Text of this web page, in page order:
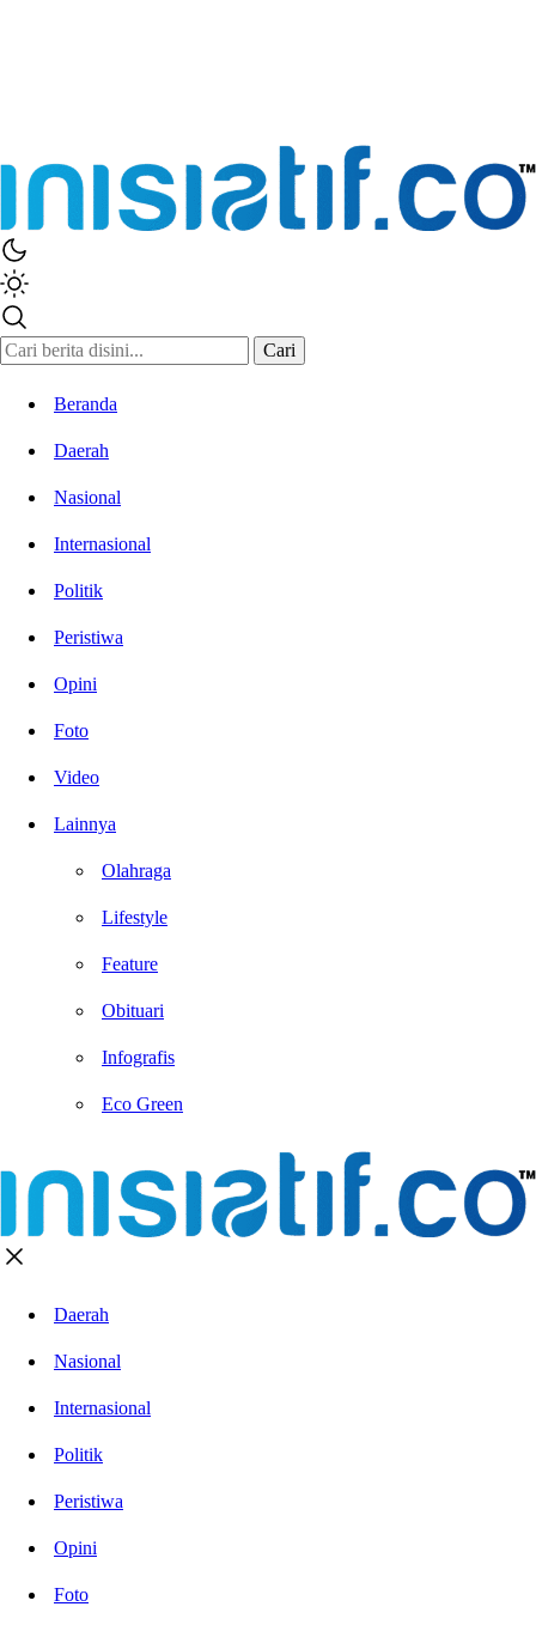
Inisiatif.co
Stay Connected Stay Informed
Cari
Beranda
Daerah
Nasional
Internasional
Politik
Peristiwa
Opini
Foto
Video
Lainnya
Olahraga
Lifestyle
Feature
Obituari
Infografis
Eco Green
Daerah
Nasional
Internasional
Politik
Peristiwa
Opini
Foto